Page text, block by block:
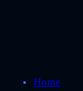
Home